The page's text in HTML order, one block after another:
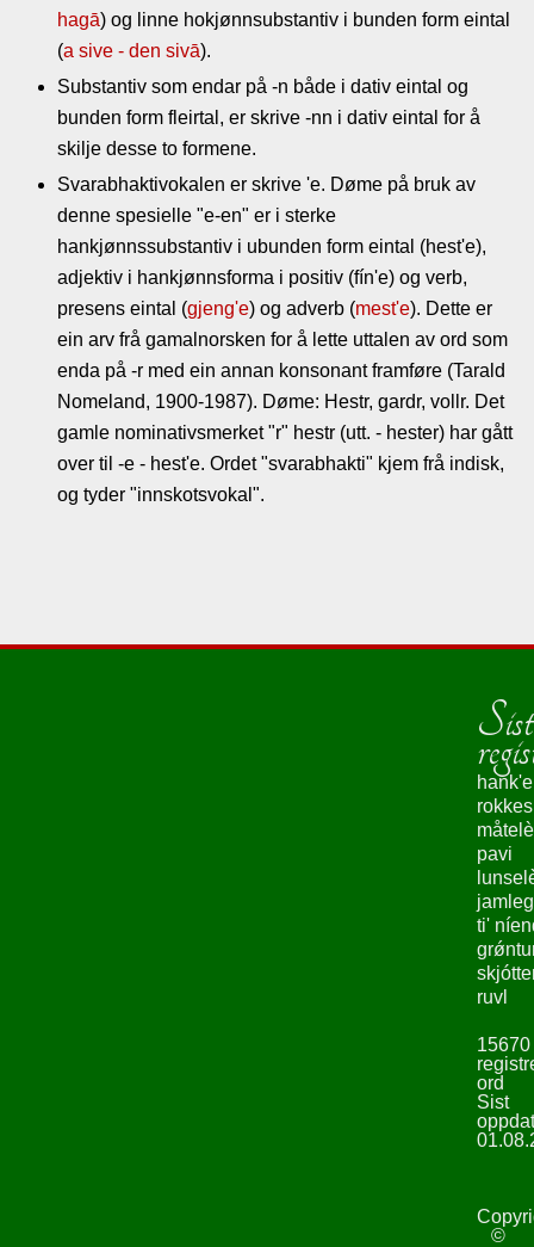
hagā) og linne hokjønnsubstantiv i bunden form eintal
(a sive - den sivā).
Substantiv som endar på -n både i dativ eintal og
bunden form fleirtal, er skrive -nn i dativ eintal for å
skilje desse to formene.
Svarabhaktivokalen er skrive 'e. Døme på bruk av
denne spesielle "e-en" er i sterke
hankjønnssubstantiv i ubunden form eintal (hest'e),
adjektiv i hankjønnsforma i positiv (fín'e) og verb,
presens eintal (gjeng'e) og adverb (mest'e). Dette er
ein arv frå gamalnorsken for å lette uttalen av ord som
enda på -r med ein annan konsonant framføre (Tarald
Nomeland, 1900-1987). Døme: Hestr, gardr, vollr. Det
gamle nominativsmerket "r" hestr (utt. - hester) har gått
over til -e - hest'e. Ordet "svarabhakti" kjem frå indisk,
og tyder "innskotsvokal".
hank'e
pavi
ti'
ruvl
15670
ord
Sist
©